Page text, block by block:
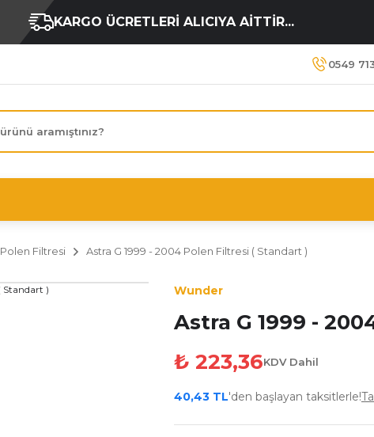
KARGO ÜCRETLERİ ALICIYA AİTTİR...
0549
Polen Filtresi Astra G 1999 - 2004 Polen Filtresi ( Standart )
Wunder
Astra G 1999 -
₺ 223,36KDV Dahil
40,43 TL'den başlayan taksitlerle!